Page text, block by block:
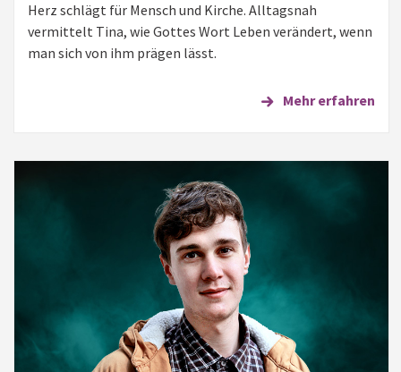
Herz schlägt für Mensch und Kirche. Alltagsnah
vermittelt Tina, wie Gottes Wort Leben verändert, wenn
man sich von ihm prägen lässt.
Mehr erfahren